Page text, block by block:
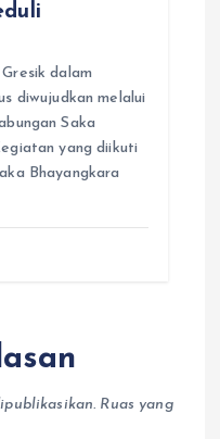
dalam
diwujudkan melalui
Saka
yang diikuti
Bhayangkara
Ruas yang